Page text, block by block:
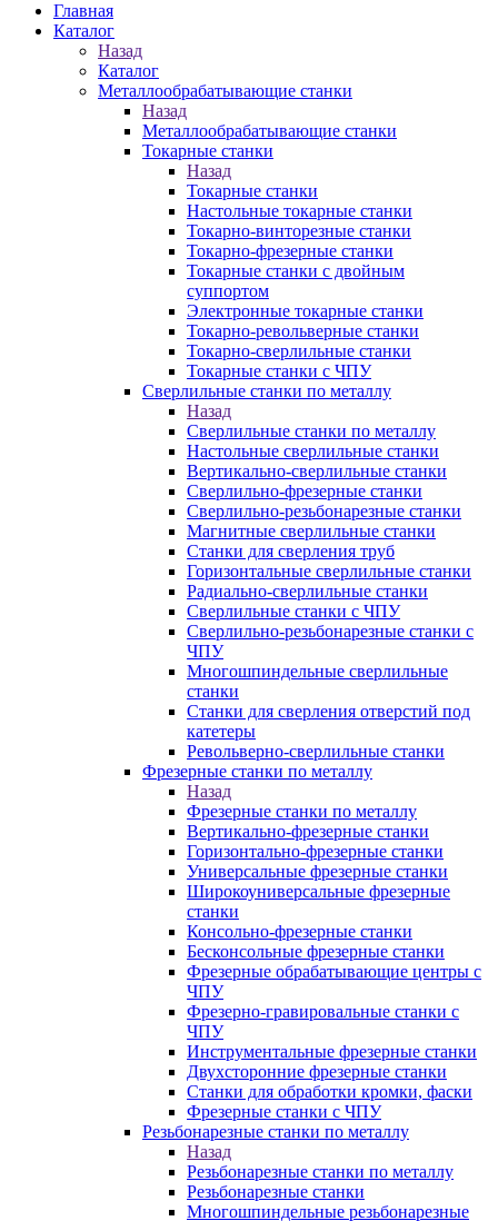
Главная
Каталог
Назад
Каталог
Металлообрабатывающие станки
Назад
Металлообрабатывающие станки
Токарные станки
Назад
Токарные станки
Настольные токарные станки
Токарно-винторезные станки
Токарно-фрезерные станки
Токарные станки с двойным
суппортом
Электронные токарные станки
Токарно-револьверные станки
Токарно-сверлильные станки
Токарные станки с ЧПУ
Сверлильные станки по металлу
Назад
Сверлильные станки по металлу
Настольные сверлильные станки
Вертикально-сверлильные станки
Сверлильно-фрезерные станки
Сверлильно-резьбонарезные станки
Магнитные сверлильные станки
Станки для сверления труб
Горизонтальные сверлильные станки
Радиально-сверлильные станки
Сверлильные станки с ЧПУ
Сверлильно-резьбонарезные станки с
ЧПУ
Многошпиндельные сверлильные
станки
Станки для сверления отверстий под
катетеры
Револьверно-сверлильные станки
Фрезерные станки по металлу
Назад
Фрезерные станки по металлу
Вертикально-фрезерные станки
Горизонтально-фрезерные станки
Универсальные фрезерные станки
Широкоуниверсальные фрезерные
станки
Консольно-фрезерные станки
Бесконсольные фрезерные станки
Фрезерные обрабатывающие центры с
ЧПУ
Фрезерно-гравировальные станки с
ЧПУ
Инструментальные фрезерные станки
Двухсторонние фрезерные станки
Станки для обработки кромки, фаски
Фрезерные станки с ЧПУ
Резьбонарезные станки по металлу
Назад
Резьбонарезные станки по металлу
Резьбонарезные станки
Многошпиндельные резьбонарезные